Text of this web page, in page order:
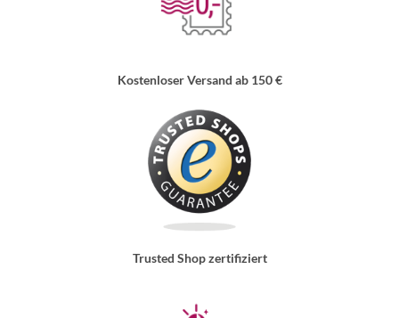
Kostenloser Versand ab 150 €
Trusted Shop zertifiziert